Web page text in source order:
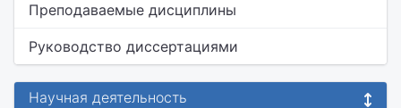
Преподаваемые дисциплины
Руководство диссертациями
Научная деятельность